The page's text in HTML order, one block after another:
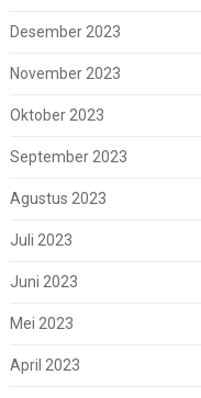
Desember 2023
November 2023
Oktober 2023
September 2023
Agustus 2023
Juli 2023
Juni 2023
Mei 2023
April 2023